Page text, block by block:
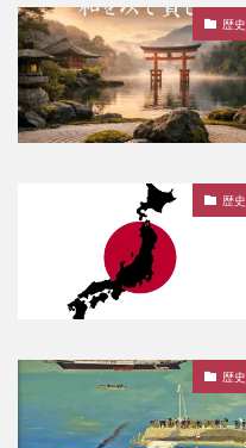
歴史
歴史
歴史